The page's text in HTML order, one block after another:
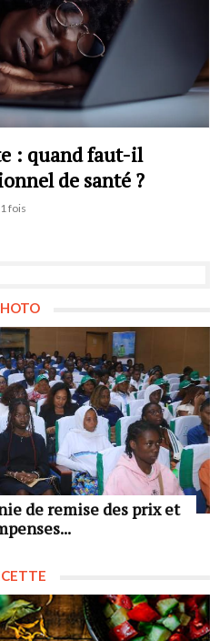
: quand faut-il
de santé ?
fois
de remise des prix et